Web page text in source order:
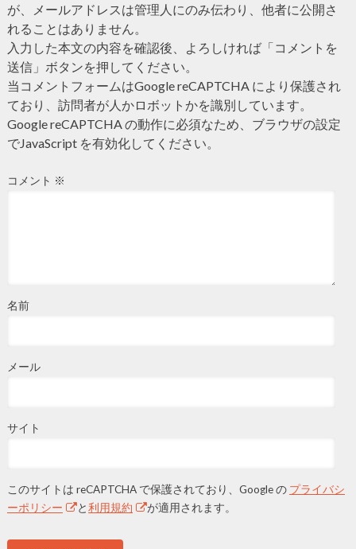
が、メールアドレスは管理人にのみ伝わり、他者に公開さ
れることはありません。
入力した本文の内容を確認後、よろしければ「コメントを
送信」ボタンを押してください。
当コメントフォームはGoogle reCAPTCHA により保護され
ており、訪問者が人かロボットかを識別しています。
Google reCAPTCHA の動作に必須なため、ブラウザの設定
でJavaScript を有効化してください。
コメント ※
名前
メール
サイト
このサイトは reCAPTCHA で保護されており、Google の プライバシ
ーポリシー
と利用規約 が適用されます。